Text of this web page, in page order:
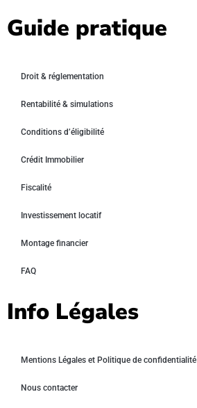
Guide pratique
Droit & réglementation
Rentabilité & simulations
Conditions d’éligibilité
Crédit Immobilier
Fiscalité
Investissement locatif
Montage financier
FAQ
Info Légales
Mentions Légales et Politique de confidentialité
Nous contacter